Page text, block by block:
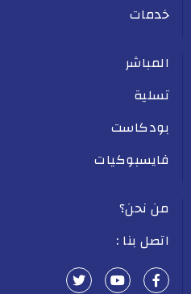
خدمات
المباشر
تسلية
بودكاست
فايسبوكيات
من نحن؟
اتصل بنا :